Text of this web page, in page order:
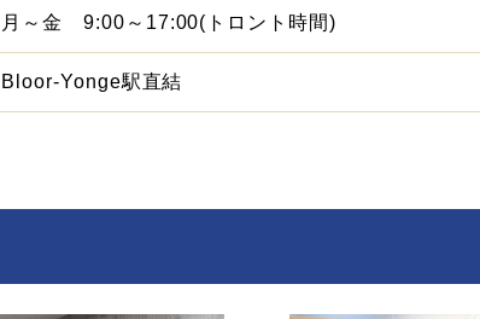
月～金 9:00～17:00(トロント時間)
Bloor-Yonge駅直結